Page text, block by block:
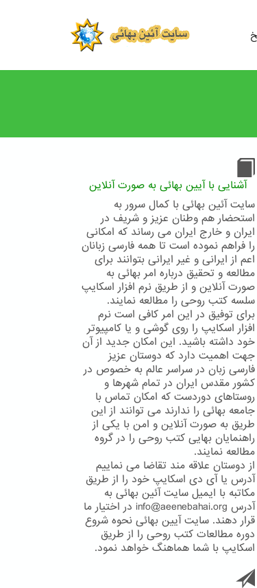
آشنایی با آیین بهائی به صورت آنلاین
سایت آئین بهائی با کمال سرور به
استحضار هم وطنان عزیز و شریف در
ایران و خارج ایران می رساند که امکانی
را فراهم نموده است تا همه فارسی زبانان
اعم از ایرانی و غیر ایرانی بتوانند برای
مطالعه و تحقیق درباره امر بهائی به
صورت آنلاین و از طریق نرم افزار اسکایپ
سلسه کتب روحی را مطالعه نمایند.
برای توفیق در این امر کافی است نرم
افزار اسکایپ را روی گوشی و یا کامپیوتر
خود داشته باشید. این امکان جدید از آن
جهت اهمیت دارد که دوستان عزیز
فارسی زبان در سراسر عالم به خصوص در
کشور مقدس ایران در تمام شهرها و
روستاهای دوردست که امکان تماس با
جامعه بهائی را ندارند می توانند از این
طریق به صورت آنلاین و امن با یکی از
راهنمایان بهایی کتب روحی را در گروه
مطالعه نمایند.
از دوستان علاقه مند تقاضا می نماییم
آدرس یا آی دی اسکایپ خود را از طریق
مکاتبه با ایمیل سایت آئین بهائی به
آدرس info@aeenebahai.org در اختیار ما
قرار دهند. سایت آیین بهائی نحوه شروع
دوره مطالعات کتب روحی را از طریق
اسکایپ با شما هماهنگ خواهد نمود.